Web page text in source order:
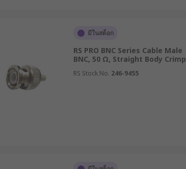
มีในสต็อก
RS PRO BNC Series Cable Male
BNC, 50 Ω, Straight Body Crimp
RS Stock No. 246-9455